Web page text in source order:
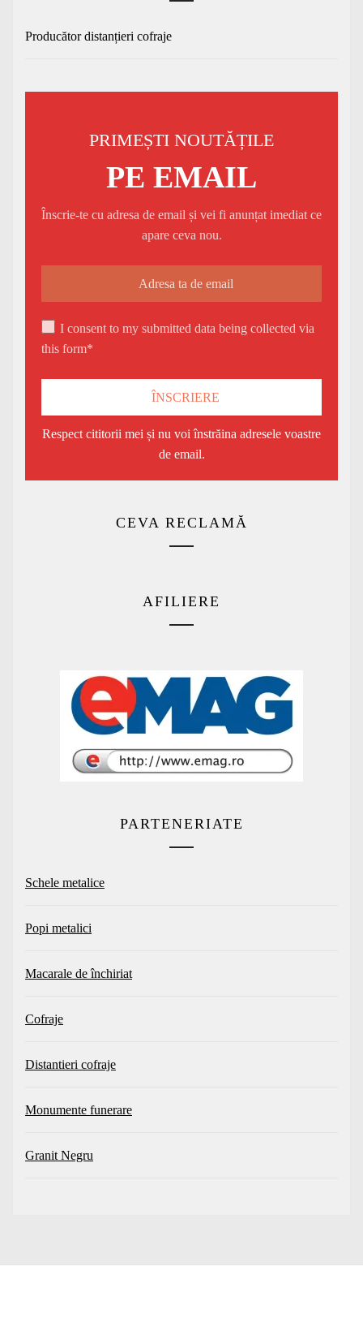
Producător distanțieri cofraje
PRIMEȘTI NOUTĂȚILE
PE EMAIL
Înscrie-te cu adresa de email și vei fi anunțat imediat ce
apare ceva nou.
I consent to my submitted data being collected via
this form*
Respect cititorii mei și nu voi înstrăina adresele voastre
de email.
CEVA RECLAMĂ
AFILIERE
PARTENERIATE
Schele metalice
Popi metalici
Macarale de închiriat
Cofraje
Distantieri cofraje
Monumente funerare
Granit Negru